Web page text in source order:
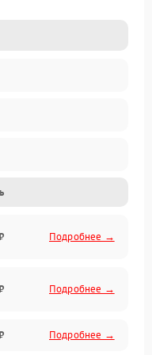
Подробнее →
Подробнее →
Подробнее →